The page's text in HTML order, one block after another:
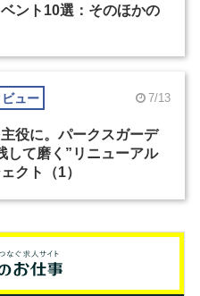
ント10選：そのほかの
ュー 7/13
役に。パークスガーデ
して磨く”リニューアル
クト（1）